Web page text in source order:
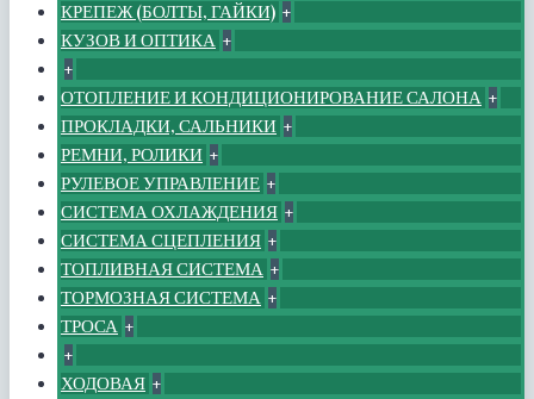
КРЕПЕЖ (БОЛТЫ, ГАЙКИ) +
КУЗОВ И ОПТИКА +
+
ОТОПЛЕНИЕ И КОНДИЦИОНИРОВАНИЕ САЛОНА +
ПРОКЛАДКИ, САЛЬНИКИ +
РЕМНИ, РОЛИКИ +
РУЛЕВОЕ УПРАВЛЕНИЕ +
СИСТЕМА ОХЛАЖДЕНИЯ +
СИСТЕМА СЦЕПЛЕНИЯ +
ТОПЛИВНАЯ СИСТЕМА +
ТОРМОЗНАЯ СИСТЕМА +
ТРОСА +
+
ХОДОВАЯ +